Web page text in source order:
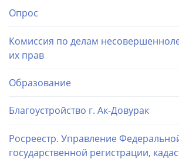
Опрос
Комиссия по делам
их прав
Образование
Благоустройство г. Ак-Довурак
Росреестр. Управление
государственной регистрации,